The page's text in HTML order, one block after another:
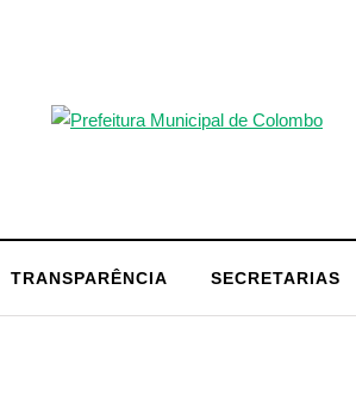
TRANSPARÊNCIA SECRETARIAS